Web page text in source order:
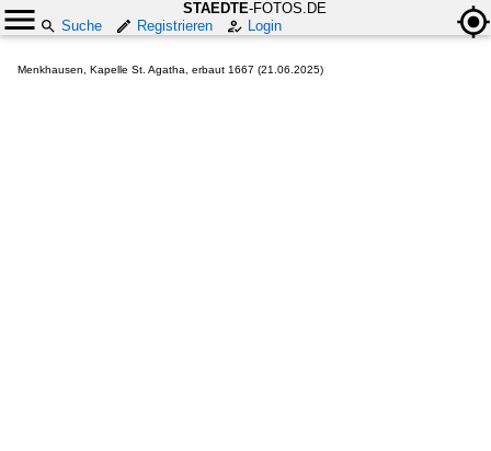
STAEDTE-FOTOS.DE
Suche
Registrieren Login
Menkhausen, Kapelle St. Agatha, erbaut 1667 (21.06.2025)